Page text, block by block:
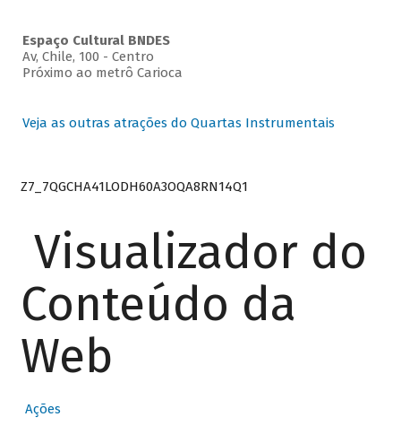
Espaço Cultural BNDES
Av, Chile, 100 - Centro
Próximo ao metrô Carioca
Veja as outras atrações do Quartas Instrumentais
Z7_7QGCHA41LODH60A3OQA8RN14Q1
Visualizador do
Conteúdo da
Web
Ações